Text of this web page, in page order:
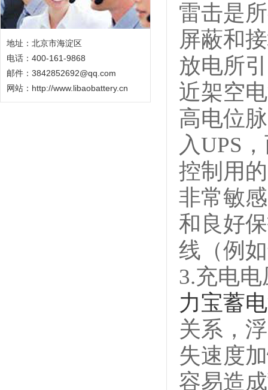
地址：北京市海淀区
电话：400-161-9868
邮件：3842852692@qq.com
网站： http://www.libaobattery.cn
雷击是
屏蔽和
放电所
近架空
高电位
入UPS
控制用
非常敏
和良好
线（例
3.充电
力宝蓄
关系，
失速度
容易造